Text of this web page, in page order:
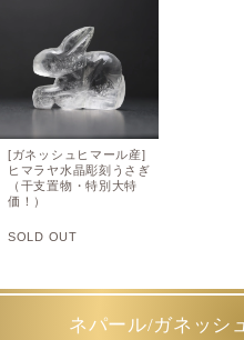
[ガネッシュヒマール産]
ヒマラヤ水晶彫刻うさぎ
（干支置物・特別大特
価！）
SOLD OUT
ネパール/ガネッシ